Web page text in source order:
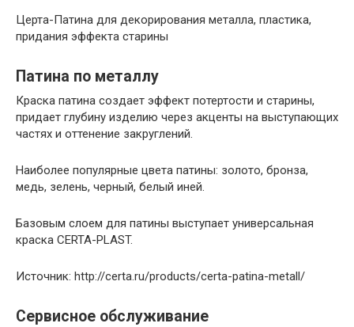
Церта-Патина для декорирования металла, пластика,
придания эффекта старины
Патина по металлу
Краска патина создает эффект потертости и старины,
придает глубину изделию через акценты на выступающих
частях и оттенение закруглений.
Наиболее популярные цвета патины: золото, бронза,
медь, зелень, черный, белый иней.
Базовым слоем для патины выступает универсальная
краска CERTA-PLAST.
Источник: http://certa.ru/products/certa-patina-metall/
Сервисное обслуживание